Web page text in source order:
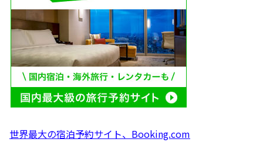
世界最大の宿泊予約サイト、Booking.com